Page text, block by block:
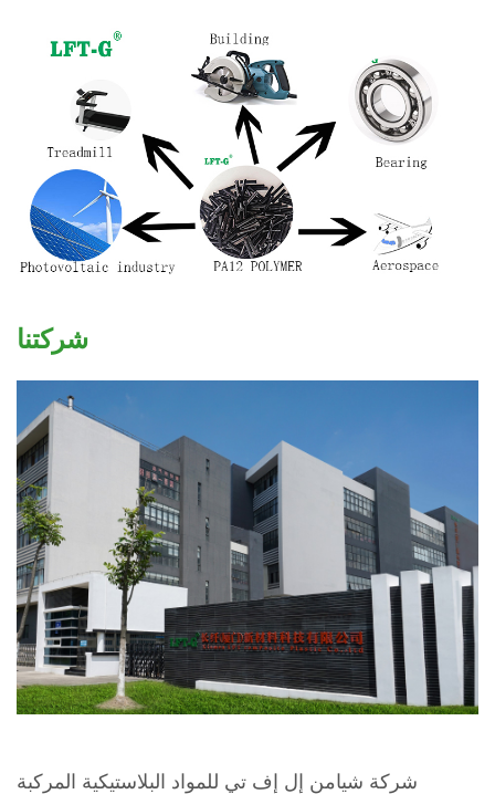
شركتنا
شركة شيامن إل إف تي للمواد البلاستيكية المركبة